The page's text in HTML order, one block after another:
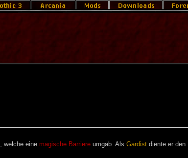
, welche eine magische Barriereumgab. Als Gardistdiente er den